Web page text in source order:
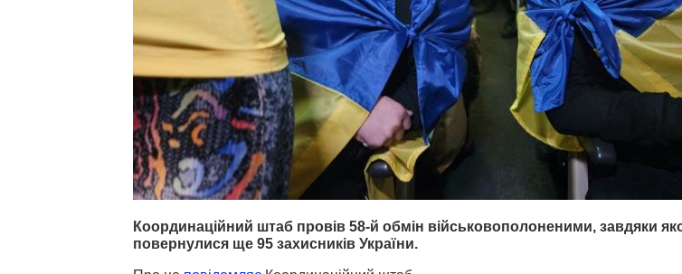
Координаційний штаб провів 58-й обмін військовополоненими, завдяки
повернулися ще 95 захисників України.